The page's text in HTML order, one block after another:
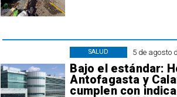
5 de agosto
Bajo el estándar:
Antofagasta y
cumplen con
SALUD